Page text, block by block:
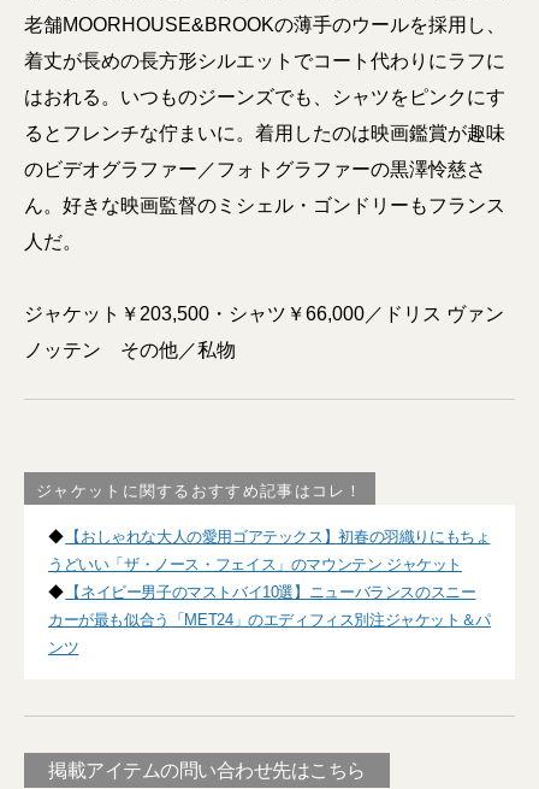
老舗MOORHOUSE&BROOKの薄手のウールを採用し、
着丈が長めの長方形シルエットでコート代わりにラフに
はおれる。いつものジーンズでも、シャツをピンクにす
るとフレンチな佇まいに。着用したのは映画鑑賞が趣味
のビデオグラファー／フォトグラファーの黒澤怜慈さ
ん。好きな映画監督のミシェル・ゴンドリーもフランス
人だ。
ジャケット￥203,500・シャツ￥66,000／ドリス ヴァン
ノッテン その他／私物
ジャケットに関するおすすめ記事はコレ！
◆ 【おしゃれな大人の愛用ゴアテックス】初春の羽織りにもちょ
うどいい「ザ・ノース・フェイス」のマウンテン ジャケット
◆ 【ネイビー男子のマストバイ10選】ニューバランスのスニー
カーが最も似合う「MET24」のエディフィス別注ジャケット＆パ
ンツ
掲載アイテムの問い合わせ先はこちら